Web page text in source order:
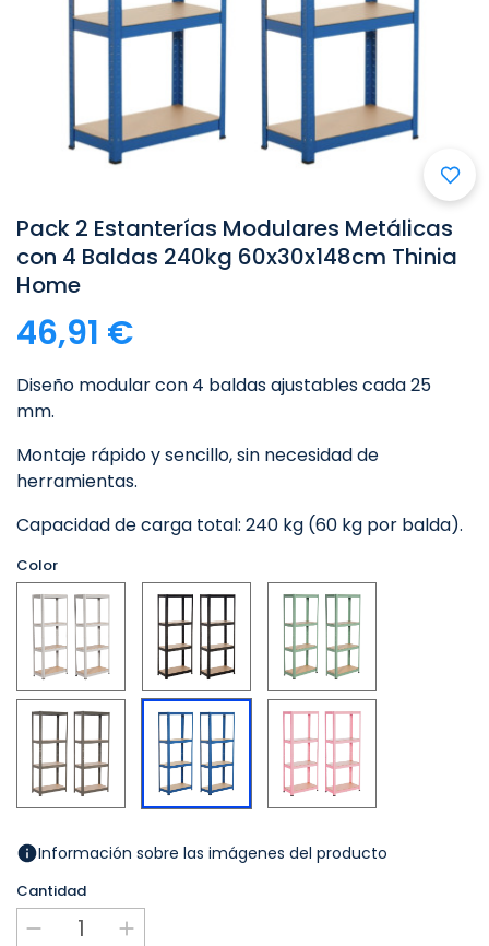
Pack 2 Estanterías Modulares Metálicas
con 4 Baldas 240kg 60x30x148cm Thinia
Home
46,91 €
Diseño modular con 4 baldas ajustables cada 25
mm.
Montaje rápido y sencillo, sin necesidad de
herramientas.
Capacidad de carga total: 240 kg (60 kg por balda).
Color
Blanco Negro Verde
Gris Azul Rosa
Información sobre las imágenes del producto
Cantidad